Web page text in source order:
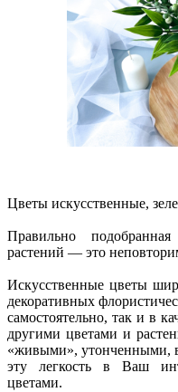
Цветы искусственные,
Правильно
растений — это
Искусственные цветы
декоративных
самостоятельно, так и в
другими цветами и
«живыми», утонченными,
эту легкость в Ваш
цветами.